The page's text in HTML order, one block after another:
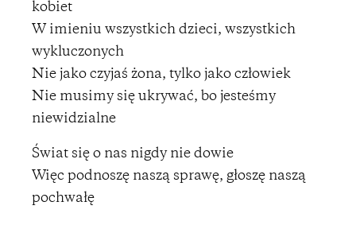
kobiet
W imieniu wszystkich dzieci, wszystkich
wykluczonych
Nie jako czyjaś żona, tylko jako człowiek
Nie musimy się ukrywać, bo jesteśmy
niewidzialne
Świat się o nas nigdy nie dowie
Więc podnoszę naszą sprawę, głoszę naszą
pochwałę